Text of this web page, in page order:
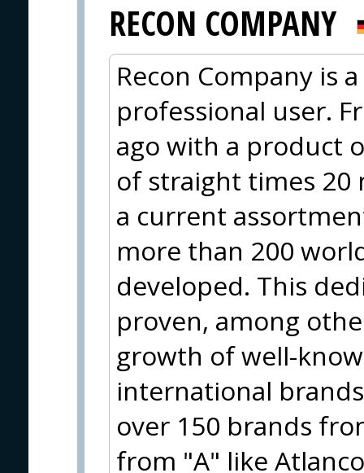
RECON COMPANY
Recon Company is
professional user.
ago with a product
of straight times 20
a current
more than 200
developed. This
proven, among
growth of well-
international
over 150 brands
from "A" like